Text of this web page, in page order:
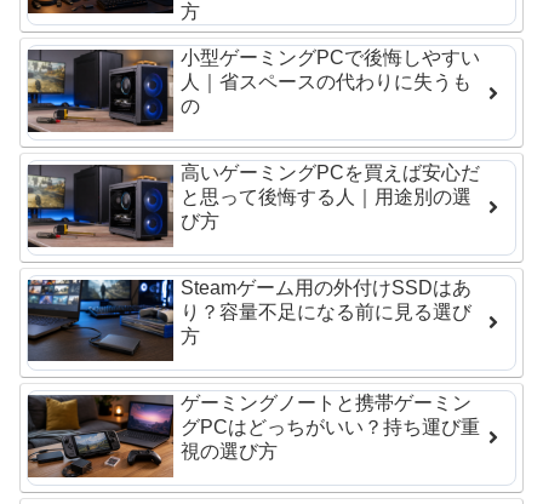
方
小型ゲーミングPCで後悔しやすい
人｜省スペースの代わりに失うも
の
高いゲーミングPCを買えば安心だ
と思って後悔する人｜用途別の選
び方
Steamゲーム用の外付けSSDはあ
り？容量不足になる前に見る選び
方
ゲーミングノートと携帯ゲーミン
グPCはどっちがいい？持ち運び重
視の選び方